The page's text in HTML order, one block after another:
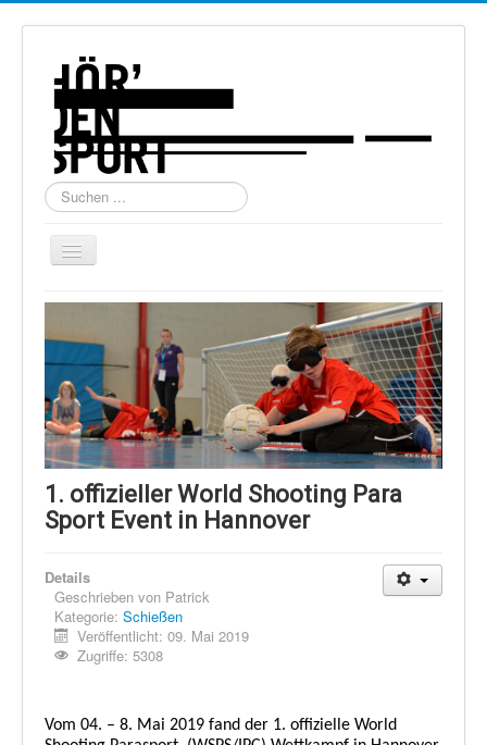
Suchen
...
Navigation
Home
Über uns
Torball
Schießen
Schi Alpin
Schi Nordisch
Laufen
Datenschutz
1. offizieller World Shooting Para
Sport Event in Hannover
Details
Geschrieben von Patrick
Kategorie: Schießen
Veröffentlicht: 09. Mai 2019
Zugriffe: 5308
Vom 04. – 8. Mai 2019 fand der 1. offizielle World